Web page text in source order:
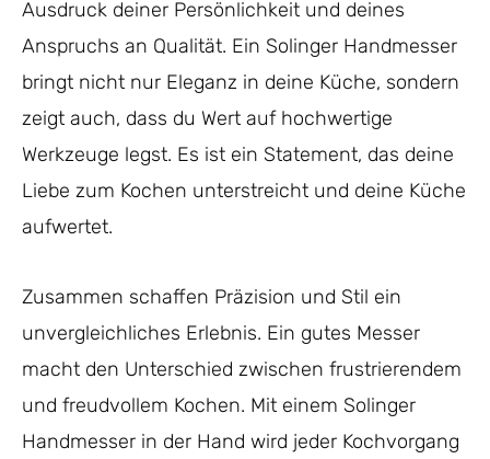
Ausdruck deiner Persönlichkeit und deines
Anspruchs an Qualität. Ein Solinger Handmesser
bringt nicht nur Eleganz in deine Küche, sondern
zeigt auch, dass du Wert auf hochwertige
Werkzeuge legst. Es ist ein Statement, das deine
Liebe zum Kochen unterstreicht und deine Küche
aufwertet.
Zusammen schaffen Präzision und Stil ein
unvergleichliches Erlebnis. Ein gutes Messer
macht den Unterschied zwischen frustrierendem
und freudvollem Kochen. Mit einem Solinger
Handmesser in der Hand wird jeder Kochvorgang